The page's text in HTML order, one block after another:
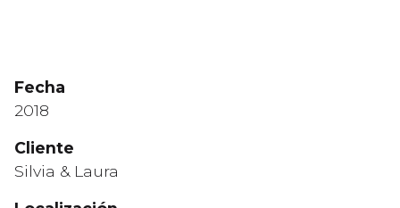
Fecha
2018
Cliente
Silvia & Laura